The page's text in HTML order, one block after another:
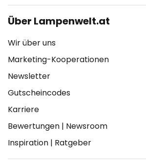
Über Lampenwelt.at
Wir über uns
Marketing-Kooperationen
Newsletter
Gutscheincodes
Karriere
Bewertungen | Newsroom
Inspiration | Ratgeber